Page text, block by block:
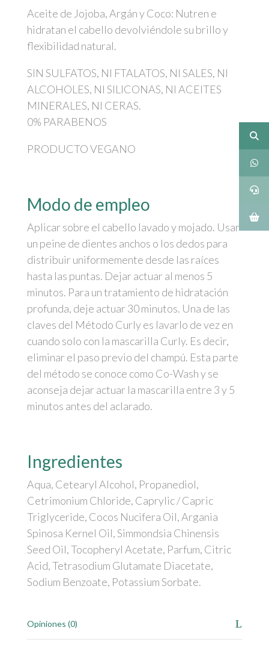
Aceite de Jojoba, Argán y Coco: Nutren e
hidratan el cabello devolviéndole su brillo y
flexibilidad natural.
SIN SULFATOS, NI FTALATOS, NI SALES, NI
ALCOHOLES, NI SILICONAS, NI ACEITES
MINERALES, NI CERAS.
0% PARABENOS
PRODUCTO VEGANO
Modo de empleo
Aplicar sobre el cabello lavado y mojado. Usar
un peine de dientes anchos o los dedos para
distribuir uniformemente desde las raíces
hasta las puntas. Dejar actuar al menos 5
minutos. Para un tratamiento de hidratación
profunda, deje actuar 30 minutos. Una de las
claves del Método Curly es lavarlo de vez en
cuando solo con la mascarilla Curly. Es decir,
eliminar el paso previo del champú. Esta parte
del método se conoce como Co-Wash y se
aconseja dejar actuar la mascarilla entre 3 y 5
minutos antes del aclarado.
Ingredientes
Aqua, Cetearyl Alcohol, Propanediol,
Cetrimonium Chloride, Caprylic / Capric
Triglyceride, Cocos Nucifera Oil, Argania
Spinosa Kernel Oil, Simmondsia Chinensis
Seed Oil, Tocopheryl Acetate, Parfum, Citric
Acid, Tetrasodium Glutamate Diacetate,
Sodium Benzoate, Potassium Sorbate.
Opiniones (0)